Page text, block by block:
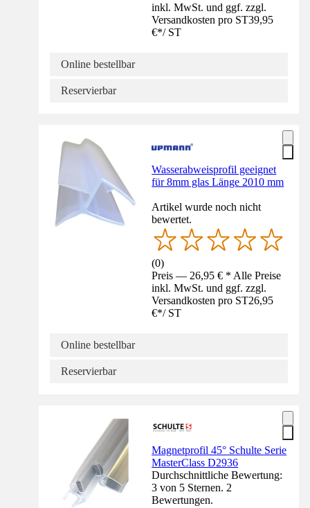
inkl. MwSt. und ggf. zzgl.
Versandkosten pro ST39,95
€*/ ST
Online bestellbar
Reservierbar
Wasserabweisprofil geeignet
für 8mm glas Länge 2010 mm
Artikel wurde noch nicht
bewertet.
(0)
Preis — 26,95 € * Alle Preise
inkl. MwSt. und ggf. zzgl.
Versandkosten pro ST26,95
€*/ ST
Online bestellbar
Reservierbar
Magnetprofil 45° Schulte Serie
MasterClass D2936
Durchschnittliche Bewertung:
3 von 5 Sternen. 2
Bewertungen.